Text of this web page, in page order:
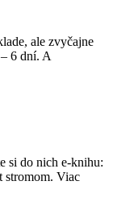
ale zvyčajne
6 dní. A
si do nich e-knihu:
stromom. Viac